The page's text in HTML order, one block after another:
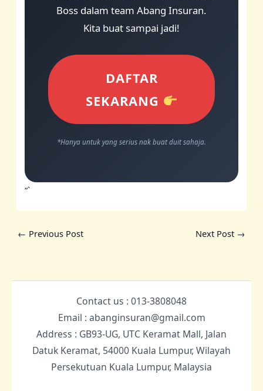
Boss dalam team Abang Insuran.
Kita buat sampai jadi!
DAFTAR
SEKARANG
*Hanya untuk yang serius nak buat duit sahaja.
“`
← Previous Post Next Post →
Contact us : 013-3808048
Email : abanginsuran@gmail.com
Address : GB93-UG, UTC Keramat Mall, Jalan
Datuk Keramat, 54000 Kuala Lumpur, Wilayah
Persekutuan Kuala Lumpur, Malaysia